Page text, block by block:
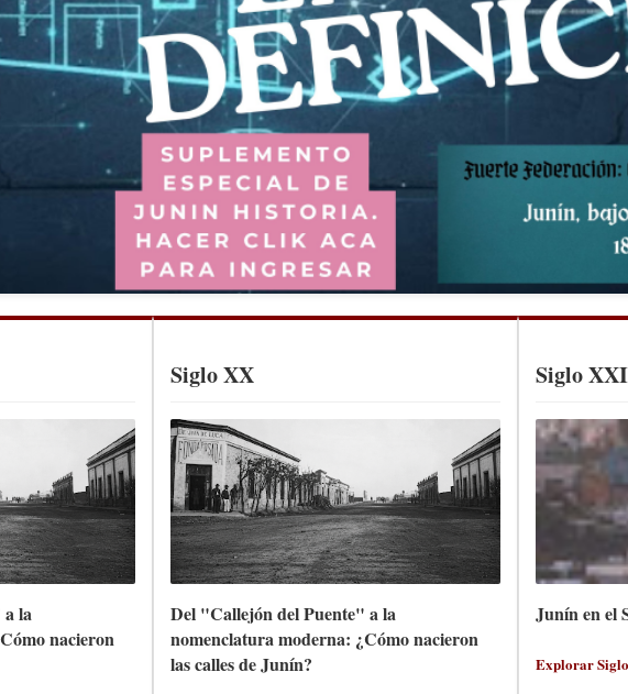
la
nacieron
Siglo XX
Del "Callejón del Puente" a la
nomenclatura moderna: ¿Cómo nacieron
las calles de Junín?
Siglo XXI
Junín en el
Explorar